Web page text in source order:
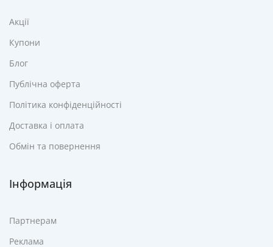
Акції
Купони
Блог
Публічна оферта
Політика конфіденційності
Доставка і оплата
Обмін та повернення
Інформація
Партнерам
Реклама